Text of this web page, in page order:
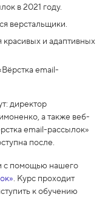
в 2021 году.
верстальщики.
и адаптивных
email-
директор
а также веб-
email-рассылок»
после.
с помощью нашего
. Курс проходит
к обучению